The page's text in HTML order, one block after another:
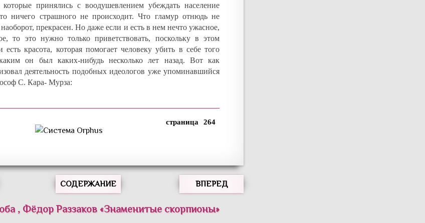
которые принялись с воодушевлением убеждать население
ничего страшного не происходит. Что гламур отнюдь не
прекрасен. Но даже если и есть в нем нечто ужасное,
то это нужно только приветствовать, поскольку в этом
есть красота, которая помогает человеку убить в себе того
он был каких-нибудь несколько лет назад. Вот как
деятельность подобных идеологов уже упоминавшийся
С. Кара- Мурза:
264
СОДЕРЖАНИЕ ВПЕРЕД
, Фёдор Раззаков«Знаменитые скорпионы»